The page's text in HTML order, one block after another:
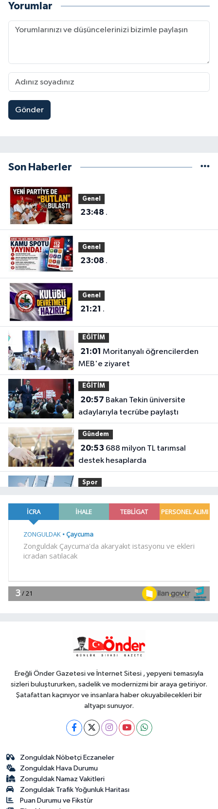
Yorumlar
Gönder
Son Haberler
Genel
23:48 .
Genel
23:08 .
Genel
21:21 .
EĞİTİM
21:01
MEB'e ziyaret
EĞİTİM
20:57
adaylarıyla tecrübe paylaştı
Gündem
20:53
destek hesaplarda
Spor
mücadelesi ilk günde nefes kesti
18:55Bursa'da tarihi eser
18:45
girişimcilere yeni kapılar açıyor
Ereğli Önder Gazetesi ve İnternet Sitesi , yepyeni temasıyla
sizleri buluştururken, sadelik ve modernizmi bir araya getiriyor.
Şatafattan kaçınıyor ve insanlara haber okuyabilecekleri bir
altyapı sunuyor.
Zonguldak Nöbetçi Eczaneler
Zonguldak Hava Durumu
Zonguldak Namaz Vakitleri
Zonguldak Trafik Yoğunluk Haritası
Puan Durumu ve Fikstür